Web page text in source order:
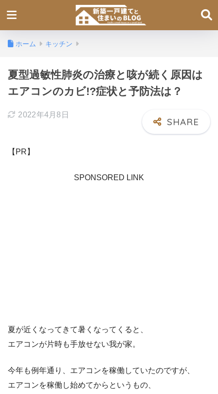
ホーム キッチン
夏型過敏性肺炎の治療と咳が続く原因は
エアコンのカビ!?症状と予防法は？
2022年4月8日
【PR】
SPONSORED LINK
夏が近くなってきて暑くなってくると、
エアコンが片時も手放せない我が家。
今年も例年通り、エアコンを稼働していたのですが、
エアコンを稼働し始めてからというもの、